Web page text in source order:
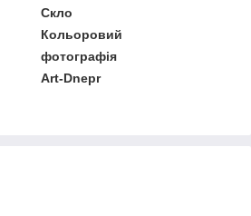
Скло
Кольоровий
фотографія
Art-Dnepr